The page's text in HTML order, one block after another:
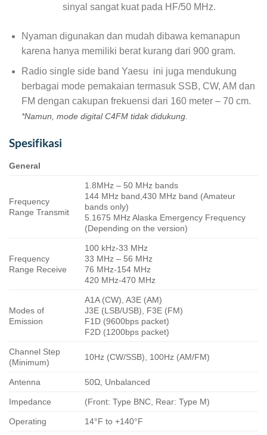
sinyal sangat kuat pada HF/50 MHz.
Nyaman digunakan dan mudah dibawa kemanapun
karena hanya memiliki berat kurang dari 900 gram.
Radio single side band Yaesu ini juga mendukung
berbagai mode pemakaian termasuk SSB, CW, AM dan
FM dengan cakupan frekuensi dari 160 meter – 70 cm.
*Namun, mode digital C4FM tidak didukung.
Spesifikasi
General
Frequency
Range Transmit
1.8MHz – 50 MHz bands
144 MHz band,430 MHz band (Amateur
bands only)
5.1675 MHz Alaska Emergency Frequency
(Depending on the version)
Frequency
Range Receive
100 kHz-33 MHz
33 MHz – 56 MHz
76 MHz-154 MHz
420 MHz-470 MHz
Modes of
Emission
A1A (CW), A3E (AM)
J3E (LSB/USB), F3E (FM)
F1D (9600bps packet)
F2D (1200bps packet)
Channel Step
(Minimum)
10Hz (CW/SSB), 100Hz (AM/FM)
Antenna 50Ω, Unbalanced
Impedance (Front: Type BNC, Rear: Type M)
Operating 14°F to +140°F